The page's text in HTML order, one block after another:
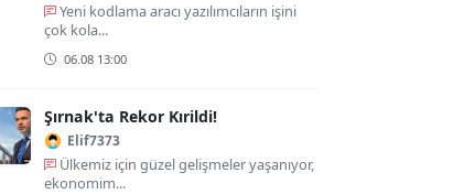
Yeni kodlama aracı yazılımcıların işini
çok kola...
06.08 13:00
Şırnak'ta Rekor Kırildi!
Elif7373
Ülkemiz için güzel gelişmeler yaşanıyor,
ekonomim...